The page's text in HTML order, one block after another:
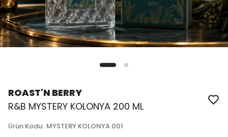
ROAST'N BERRY
R&B MYSTERY KOLONYA 200 ML
Ürün Kodu: MYSTERY KOLONYA 001